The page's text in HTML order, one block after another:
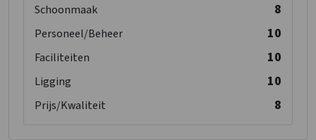
Schoonmaak 8
Personeel/Beheer 10
Faciliteiten 10
Ligging 10
Prijs/Kwaliteit 8